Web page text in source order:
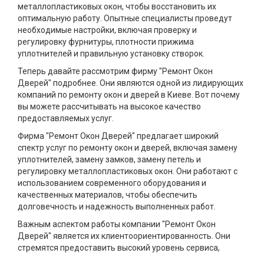
металлопластиковых окон, чтобы восстановить их
оптимальную работу. Опытные специалисты проведут
необходимые настройки, включая проверку и
регулировку фурнитуры, плотности прижима
уплотнителей и правильную установку створок.
Теперь давайте рассмотрим фирму "Ремонт Окон
Дверей" подробнее. Они являются одной из лидирующих
компаний по ремонту окон и дверей в Киеве. Вот почему
вы можете рассчитывать на высокое качество
предоставляемых услуг.
Фирма "Ремонт Окон Дверей" предлагает широкий
спектр услуг по ремонту окон и дверей, включая замену
уплотнителей, замену замков, замену петель и
регулировку металлопластиковых окон. Они работают с
использованием современного оборудования и
качественных материалов, чтобы обеспечить
долговечность и надежность выполненных работ.
Важным аспектом работы компании "Ремонт Окон
Дверей" является их клиентоориентированность. Они
стремятся предоставить высокий уровень сервиса,